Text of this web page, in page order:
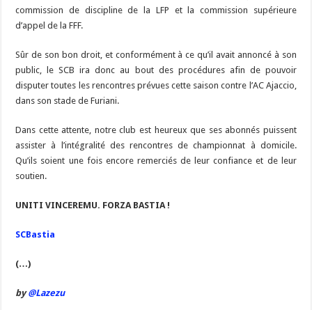
commission de discipline de la LFP et la commission supérieure
d’appel de la FFF.
Sûr de son bon droit, et conformément à ce qu’il avait annoncé à son
public, le SCB ira donc au bout des procédures afin de pouvoir
disputer toutes les rencontres prévues cette saison contre l’AC Ajaccio,
dans son stade de Furiani.
Dans cette attente, notre club est heureux que ses abonnés puissent
assister à l’intégralité des rencontres de championnat à domicile.
Qu’ils soient une fois encore remerciés de leur confiance et de leur
soutien.
UNITI VINCEREMU. FORZA BASTIA !
SCBastia
(…)
by@Lazezu